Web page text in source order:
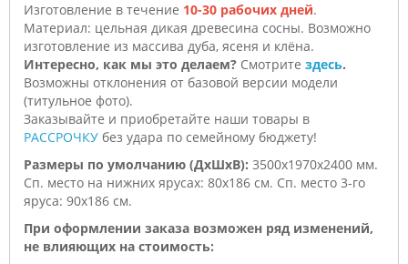
Изготовление в течение 10-30 рабочих дней.
Материал: цельная дикая древесина сосны. Возможно
изготовление из массива дуба, ясеня и клёна.
Интересно, как мы это делаем? Смотрите здесь.
Возможны отклонения от базовой версии модели
(титульное фото).
Заказывайте и приобретайте наши товары в
РАССРОЧКУ без удара по семейному бюджету!
Размеры по умолчанию (ДхШхВ): 3500х1970х2400 мм.
Сп. место на нижних ярусах: 80х186 см. Сп. место 3-го
яруса: 90х186 см.
При оформлении заказа возможен ряд изменений,
не влияющих на стоимость: